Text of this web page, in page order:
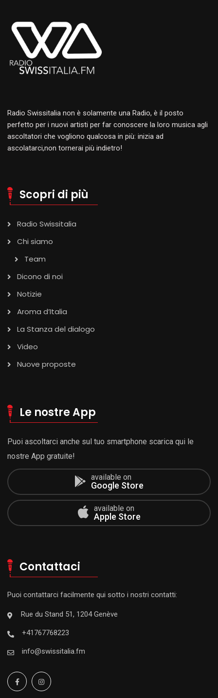
Radio Swissitalia non è solamente una Radio, è il posto
perfetto per i nuovi artisti per far conoscere la loro musica agli
ascoltatori che vogliono qualcosa in più: inizia ad
ascolatarci,non tornerai più indietro!
Scopri di più
Radio Swissitalia
Chi siamo
Team
Dicono di noi
Notizie
Aroma d’Italia
La Stanza del dialogo
Video
Nuove proposte
Le nostre App
Puoi ascoltarci anche sul tuo smartphone scarica qui le
nostre App gratuite!
available on
Google Store
available on
Apple Store
Contattaci
Puoi contattarci facilmente qui sotto i nostri contatti:
Rue du Stand 51, 1204 Genève
+41767768223
info@swissitalia.fm